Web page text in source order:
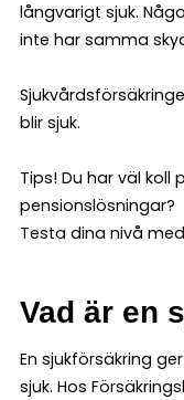
långvarigt sjuk.
inte har samma
blir sjuk.
Tips! Du har väl
pensionslösningar?
Testa dina nivå med
Vad är en
En sjukförsäkring
sjuk. Hos